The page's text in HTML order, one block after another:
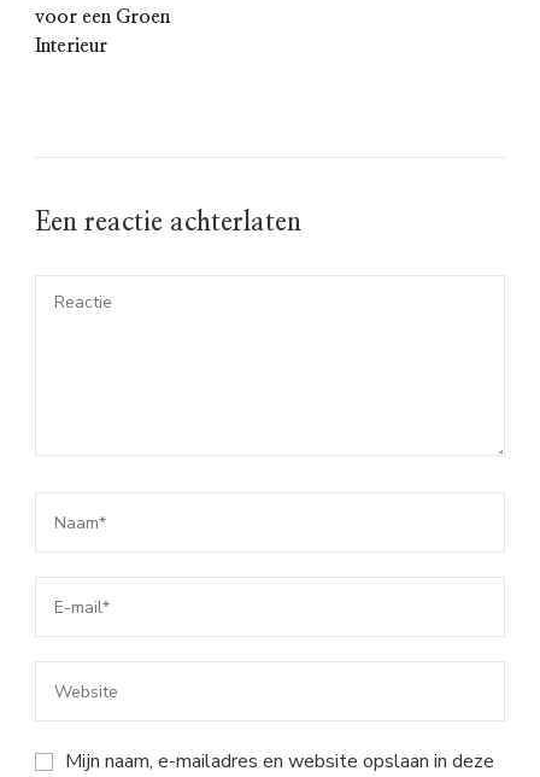
voor een Groen
Interieur
Een reactie achterlaten
Mijn naam, e-mailadres en website opslaan in deze